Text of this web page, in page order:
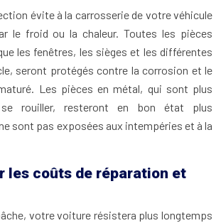
évite à la carrosserie de votre véhicule
le froid ou la chaleur. Toutes les pièces
les fenêtres, les sièges et les différentes
seront protégés contre la corrosion et le
Les pièces en métal, qui sont plus
rouiller, resteront en bon état plus
sont pas exposées aux intempéries et à la
les coûts de réparation et
votre voiture résistera plus longtemps